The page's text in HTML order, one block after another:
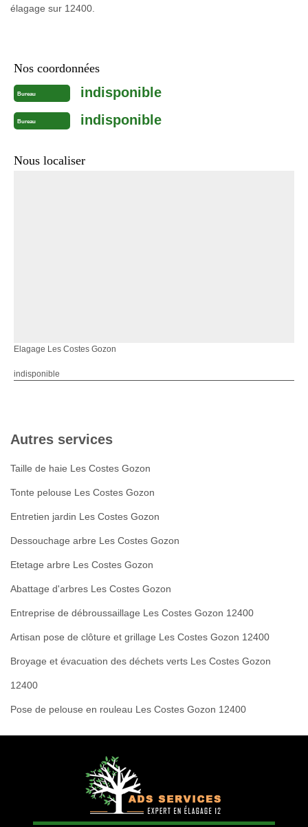
élagage sur 12400.
Nos coordonnées
Bureau indisponible
Bureau indisponible
Nous localiser
Elagage Les Costes Gozon
indisponible
Autres services
Taille de haie Les Costes Gozon
Tonte pelouse Les Costes Gozon
Entretien jardin Les Costes Gozon
Dessouchage arbre Les Costes Gozon
Etetage arbre Les Costes Gozon
Abattage d'arbres Les Costes Gozon
Entreprise de débroussaillage Les Costes Gozon 12400
Artisan pose de clôture et grillage Les Costes Gozon 12400
Broyage et évacuation des déchets verts Les Costes Gozon
12400
Pose de pelouse en rouleau Les Costes Gozon 12400